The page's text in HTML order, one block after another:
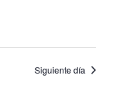
Siguiente día